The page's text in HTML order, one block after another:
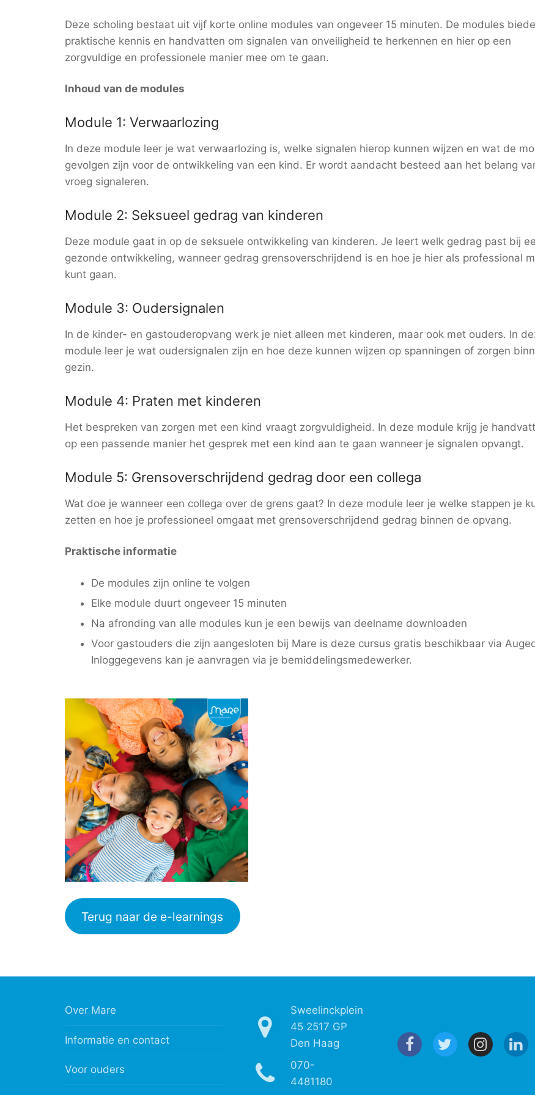
Deze scholing bestaat uit vijf korte online modules van ongeveer 15 minuten. De modules
praktische kennis en handvatten om signalen van onveiligheid te herkennen en hier op een
zorgvuldige en professionele manier mee om te gaan.
Inhoud van de modules
Module 1: Verwaarlozing
In deze module leer je wat verwaarlozing is, welke signalen hierop kunnen wijzen en wat de
gevolgen zijn voor de ontwikkeling van een kind. Er wordt aandacht besteed aan het belang
vroeg signaleren.
Module 2: Seksueel gedrag van kinderen
Deze module gaat in op de seksuele ontwikkeling van kinderen. Je leert welk gedrag past bij
gezonde ontwikkeling, wanneer gedrag grensoverschrijdend is en hoe je hier als professional
kunt gaan.
Module 3: Oudersignalen
In de kinder- en gastouderopvang werk je niet alleen met kinderen, maar ook met ouders. In
module leer je wat oudersignalen zijn en hoe deze kunnen wijzen op spanningen of zorgen
gezin.
Module 4: Praten met kinderen
Het bespreken van zorgen met een kind vraagt zorgvuldigheid. In deze module krijg je
op een passende manier het gesprek met een kind aan te gaan wanneer je signalen opvangt.
Module 5: Grensoverschrijdend gedrag door een collega
Wat doe je wanneer een collega over de grens gaat? In deze module leer je welke stappen je
zetten en hoe je professioneel omgaat met grensoverschrijdend gedrag binnen de opvang.
Praktische informatie
De modules zijn online te volgen
Elke module duurt ongeveer 15 minuten
Na afronding van alle modules kun je een bewijs van deelname downloaden
Voor gastouders die zijn aangesloten bij Mare is deze cursus gratis beschikbaar via
Inloggegevens kan je aanvragen via je bemiddelingsmedewerker.
Terug naar de e-learnings
Over Mare
Informatie en contact
Voor ouders
Sweelinckplein
45 2517 GP
Den Haag
070-
4481180